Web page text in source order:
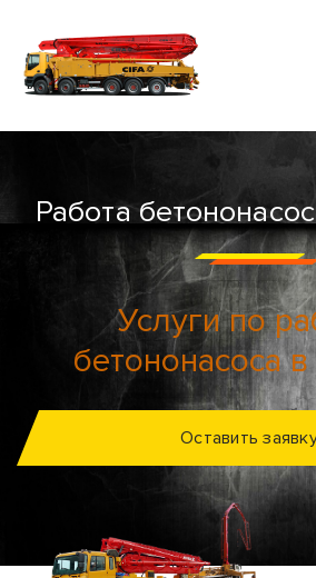
Работа
Услуги по
бетононасоса
Оставить